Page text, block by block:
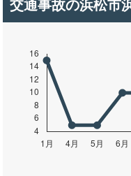
交通事故の浜松市